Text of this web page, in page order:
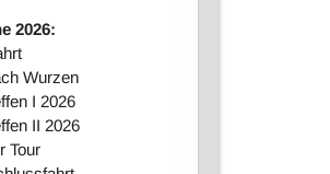
2026:
Wurzen
I 2026
II 2026
Tour